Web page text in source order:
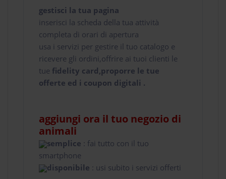
gestisci la tua pagina
inserisci la scheda della tua attività
completa di orari di apertura
usa i servizi per gestire il tuo catalogo e
ricevere gli ordini,offrire ai tuoi clienti le
tue fidelity card,proporre le tue
offerte ed i coupon digitali .
aggiungi ora il tuo negozio di
animali
semplice : fai tutto con il tuo
smartphone
disponibile : usi subito i servizi offerti